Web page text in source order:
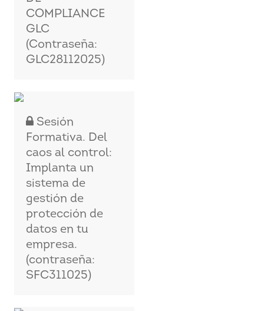
COMPLIANCE
GLC
(Contraseña:
GLC28112025)
Sesión
Formativa. Del
caos al control:
Implanta un
sistema de
gestión de
protección de
datos en tu
empresa.
(contraseña:
SFC311025)